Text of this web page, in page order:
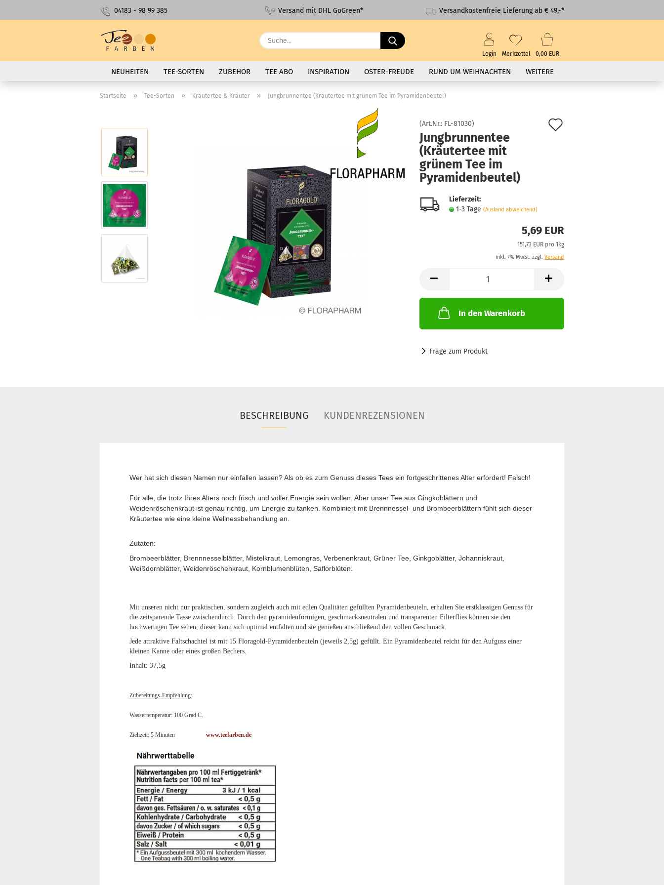
04183 - 98 99 385 Versand mit DHL GoGreen* Versandkostenfreie Lieferung ab € 49,-*
Suche...
Login Merkzettel 0,00 EUR
NEUHEITEN TEE-SORTEN ZUBEHÖR TEE ABO INSPIRATION OSTER-FREUDE RUND UM WEIHNACHTEN WEITERE
Startseite » Tee-Sorten » Kräutertee & Kräuter » Jungbrunnentee (Kräutertee mit grünem Tee im Pyramidenbeutel)
(Art.Nr.: FL-81030)
Jungbrunnentee
(Kräutertee mit
grünem Tee im
Pyramidenbeutel)
Lieferzeit:
1-3 Tage (Ausland abweichend)
5,69 EUR
151,73 EUR pro 1kg
inkl. 7% MwSt. zzgl. Versand
In den Warenkorb
Frage zum Produkt
BESCHREIBUNG KUNDENREZENSIONEN
Wer hat sich diesen Namen nur einfallen lassen? Als ob es zum Genuss dieses Tees ein fortgeschrittenes Alter erfordert! Falsch!
Für alle, die trotz Ihres Alters noch frisch und voller Energie sein wollen. Aber unser Tee aus Gingkoblättern und
Weidenröschenkraut ist genau richtig, um Energie zu tanken. Kombiniert mit Brennnessel- und Brombeerblättern fühlt sich dieser
Kräutertee wie eine kleine Wellnessbehandlung an.
Zutaten:
Brombeerblätter, Brennnesselblätter, Mistelkraut, Lemongras, Verbenenkraut, Grüner Tee, Ginkgoblätter, Johanniskraut,
Weißdornblätter, Weidenröschenkraut, Kornblumenblüten, Saflorblüten.
Mit unseren nicht nur praktischen, sondern zugleich auch mit edlen Qualitäten gefüllten Pyramidenbeuteln, erhalten Sie erstklassigen Genuss für
die zeitsparende Tasse zwischendurch. Durch den pyramidenförmigen, geschmacksneutralen und transparenten Filterflies können sie den
hochwertigen Tee sehen, dieser kann sich optimal entfalten und sie genießen anschließend den vollen Geschmack.
Jede attraktive Faltschachtel ist mit 15 Floragold-Pyramidenbeuteln (jeweils 2,5g) gefüllt. Ein Pyramidenbeutel reicht für den Aufguss einer
kleinen Kanne oder eines großen Bechers.
Inhalt: 37,5g
Zubereitungs-Empfehlung:
Wassertemperatur: 100 Grad C.
Ziehzeit: 5 Minuten www.teefarben.de